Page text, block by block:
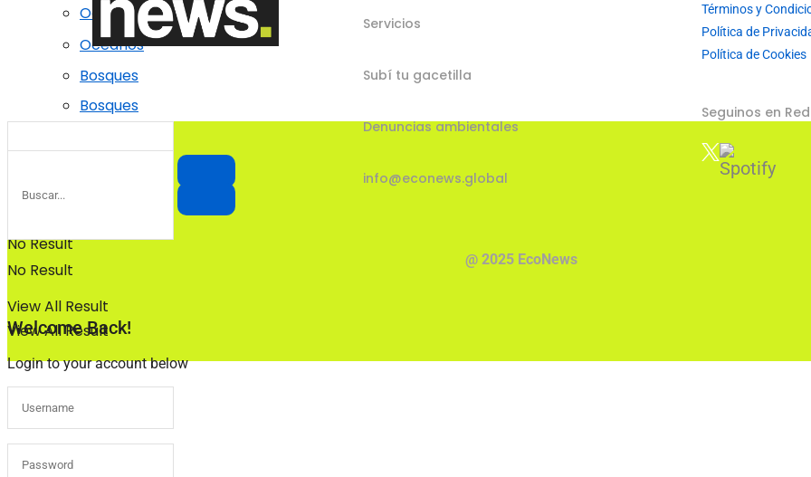
Océanos
Bosques
No Result
View All Result
Océanos
Bosques
No Result
View All Result
Servicios
Subí tu gacetilla
Denuncias ambientales
info@econews.global
Términos y
Política de
Política de Cookies
Seguinos en
@ 2025 EcoNews
Welcome Back!
Login to your account below